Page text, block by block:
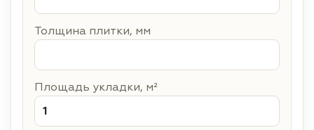
Толщина плитки, мм
Площадь укладки, м²